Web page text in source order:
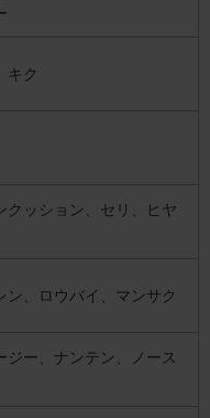
キク
クッション、セリ、ヒヤ
、ロウバイ、マンサク
ジー、ナンテン、ノース